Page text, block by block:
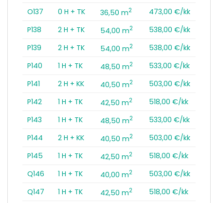
O137
0 H + TK 36,50 m2
473,00 €/kk
P138
2 H + TK 54,00 m2
538,00 €/kk
P139
2 H + TK 54,00 m2
538,00 €/kk
P140
1 H + TK 48,50 m2
533,00 €/kk
P141
2 H + KK 40,50 m2
503,00 €/kk
P142
1 H + TK 42,50 m2
518,00 €/kk
P143
1 H + TK 48,50 m2
533,00 €/kk
P144
2 H + KK 40,50 m2
503,00 €/kk
P145
1 H + TK 42,50 m2
518,00 €/kk
Q146
1 H + TK 40,00 m2
503,00 €/kk
Q147
1 H + TK 42,50 m2
518,00 €/kk